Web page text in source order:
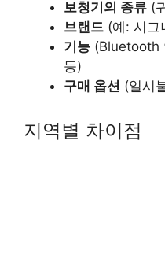
보청기의 종류 (
브랜드 (예: 시그
기능 (Bluetooth
등)
구매 옵션 (일시
지역별 차이점